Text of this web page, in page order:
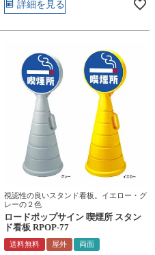
詳細を見る
視認性の良いスタンド看板。イエロー・グ
レーの２色
ロードポップサイン 喫煙所 スタン
ド看板 RPOP-77
送料無料 屋外 両面